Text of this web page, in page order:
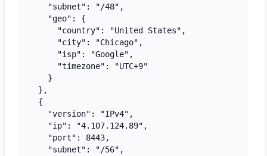
    "subnet": "/48",
    "geo": {
      "country": "United States",
      "city": "Chicago",
      "isp": "Google",
      "timezone": "UTC+9"
    }
  },
  {
    "version": "IPv4",
    "ip": "4.107.124.89",
    "port": 8443,
    "subnet": "/56",